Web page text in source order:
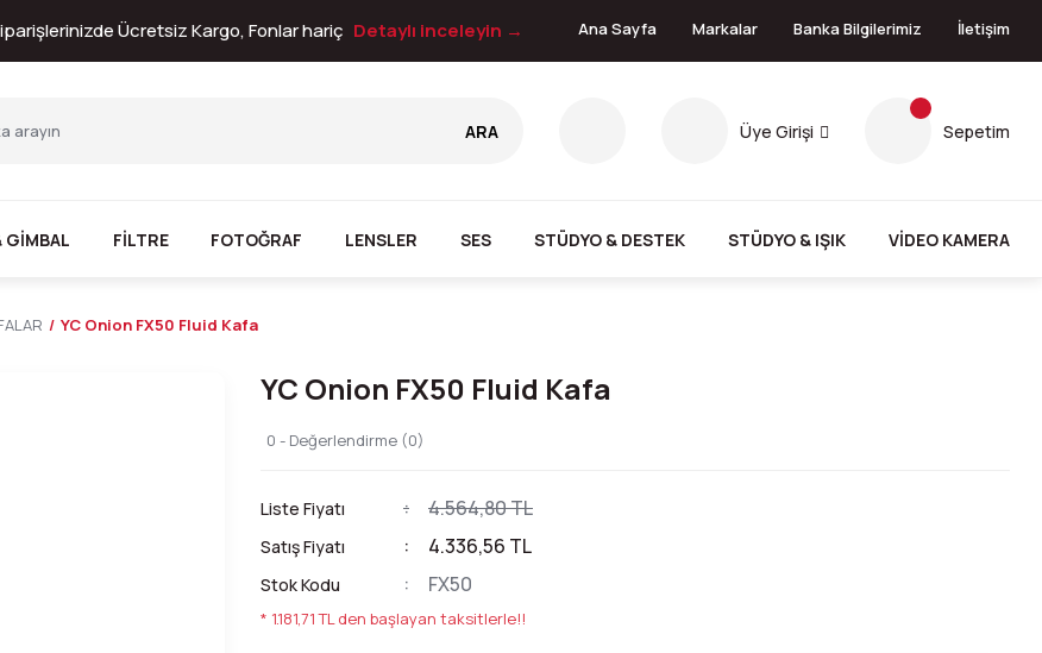
Ücretsiz Kargo, Fonlar hariç Detaylı inceleyin → Ana Sayfa Markalar Banka Bilgilerimiz İletişim
ARA Üye Girişi Sepetim
GİMBAL FİLTRE FOTOĞRAF LENSLER SES STÜDYO & DESTEK STÜDYO & IŞIK VİDEO KAMERA
YC Onion FX50 Fluid Kafa
YC Onion FX50 Fluid Kafa
0 - Değerlendirme (0)
Liste Fiyatı 4.564,80 TL
Satış Fiyatı 4.336,56 TL
Stok Kodu FX50
* 1.181,71 TL den başlayan taksitlerle!!